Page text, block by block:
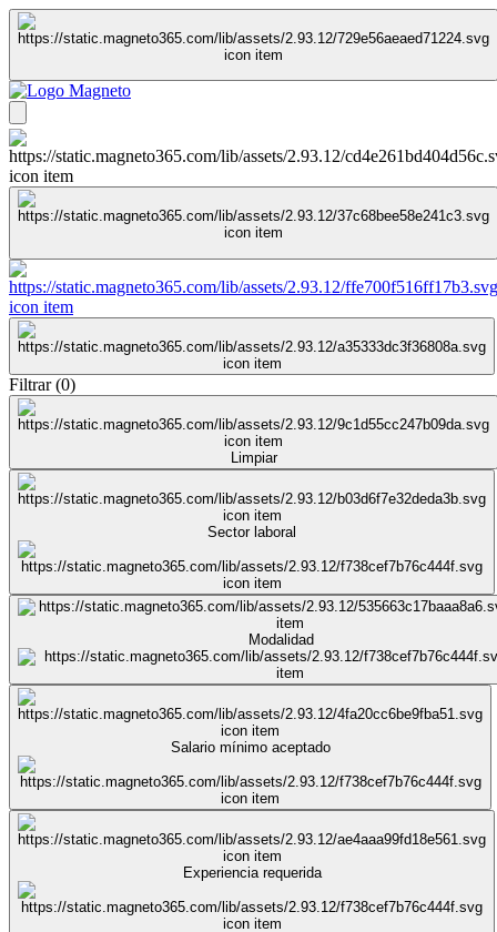
Filtrar(0)
Limpiar
Sector laboral
Modalidad
Salario mínimo aceptado
Experiencia requerida